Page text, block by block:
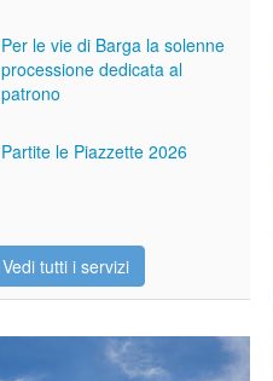
Per le vie di Barga la solenne
processione dedicata al
patrono
Partite le Piazzette 2026
Vedi tutti i servizi